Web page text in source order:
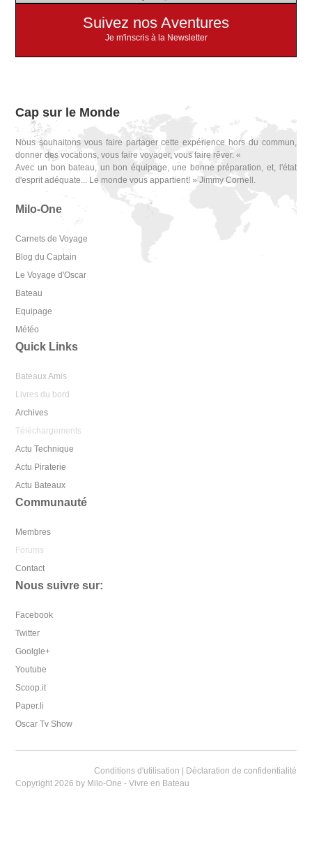
Suivez nos Aventures
Je m'inscris à la Newsletter
Cap sur le Monde
Nous souhaitons vous faire partager cette expérience hors du commun,
donner des vocations, vous faire voyager, vous faire rêver. «
Avec un bon bateau, un bon équipage, une bonne préparation, et, l'état
d'esprit adéquate... Le monde vous appartient! » Jimmy Cornell.
Milo-One
Carnets de Voyage
Blog du Captain
Le Voyage d'Oscar
Bateau
Equipage
Météo
Quick Links
Bateaux Amis
Livres du bord
Archives
Téléchargements
Actu Technique
Actu Piraterie
Actu Bateaux
Communauté
Membres
Forums
Contact
Nous suivre sur:
Facebook
Twitter
Goolgle+
Youtube
Scoop.it
Paper.li
Oscar Tv Show
Conditions d'utilisation
Déclaration de confidentialité
Copyright 2026 by Milo-One - Vivre en Bateau